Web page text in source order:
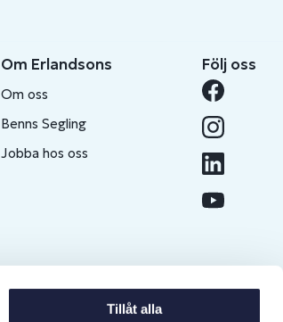
Tillåt alla
Om Erlandsons
Om oss
Benns Segling
Jobba hos oss
Följ oss